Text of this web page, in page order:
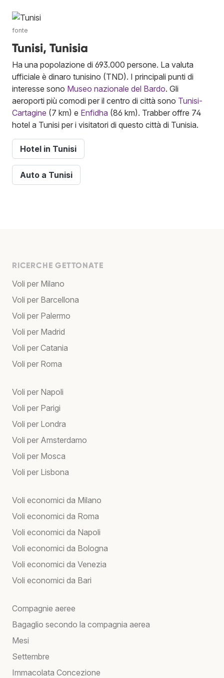
fonte
Tunisi, Tunisia
Ha una popolazione di 693.000 persone. La valuta
ufficiale è dinaro tunisino (TND). I principali punti di
interesse sono Museo nazionale del Bardo. Gli
aeroporti più comodi per il centro di città sono Tunisi-
Cartagine (7 km) e Enfidha (86 km). Trabber offre 74
hotel a Tunisi per i visitatori di questo città di Tunisia.
Hotel in Tunisi
Auto a Tunisi
RICERCHE GETTONATE
Voli per Milano
Voli per Barcellona
Voli per Palermo
Voli per Madrid
Voli per Catania
Voli per Roma
Voli per Napoli
Voli per Parigi
Voli per Londra
Voli per Amsterdamo
Voli per Mosca
Voli per Lisbona
Voli economici da Milano
Voli economici da Roma
Voli economici da Napoli
Voli economici da Bologna
Voli economici da Venezia
Voli economici da Bari
Compagnie aeree
Bagaglio secondo la compagnia aerea
Mesi
Settembre
Immacolata Concezione